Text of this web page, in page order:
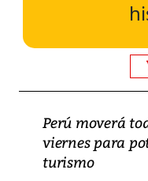
Perú moverá
viernes para
turismo